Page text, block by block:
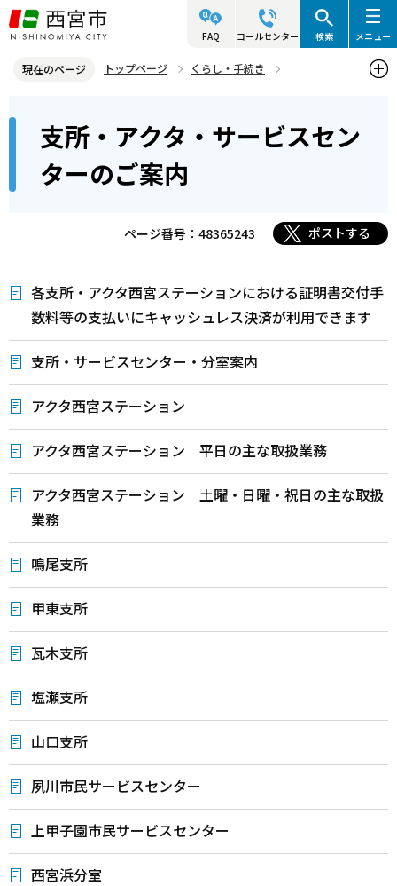
こ
の
ジ
頭
FAQ コールセンター 検索 メニュー
現在のページ トップページ
くらし・手続き
支所・アクタ・サービスセンターのご案内
支所・アクタ・サービスセン
ターのご案内
ページ番号：48365243 ポストする
各支所・アクタ西宮ステーションにおける証明書交付手
数料等の支払いにキャッシュレス決済が利用できます
支所・サービスセンター・分室案内
アクタ西宮ステーション
アクタ西宮ステーション 平日の主な取扱業務
アクタ西宮ステーション 土曜・日曜・祝日の主な取扱
業務
鳴尾支所
甲東支所
瓦木支所
塩瀬支所
山口支所
夙川市民サービスセンター
上甲子園市民サービスセンター
西宮浜分室